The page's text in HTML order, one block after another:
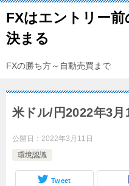
FXはエントリー
決まる
FXの勝ち方～自動売買まで
米ドル/円2022年3
公開日： 2022年3月11日
環境認識
Tweet